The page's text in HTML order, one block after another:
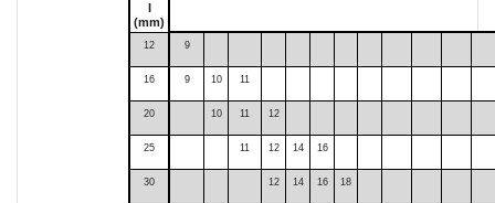
I
(mm)
12 9
16 9 10 11
20 10 11 12
25 11 12 14 16
30 12 14 16 18